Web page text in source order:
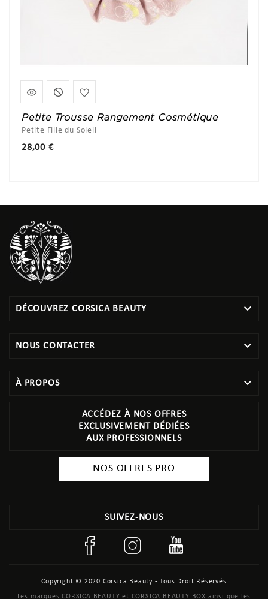
Petite Trousse Rangement Cosmétique
Petite Fille du Soleil
28,00 €
DÉCOUVREZ CORSICA BEAUTY 
NOUS CONTACTER 
À PROPOS 
ACCÉDEZ À NOS OFFRES
EXCLUSIVEMENT DÉDIÉES
AUX PROFESSIONNELS
NOS OFFRES PRO
SUIVEZ-NOUS
Copyright © 2020 Corsica Beauty - Tous Droit Réservés
Les marques CORSICA BEAUTY et CORSICA BEAUTY BOX ainsi que les